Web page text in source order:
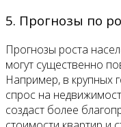
5. Прогнозы по
Прогнозы роста
могут существенно
Например, в крупных
спрос на
создаст более